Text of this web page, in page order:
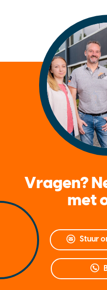
Vragen?
met
Stuur